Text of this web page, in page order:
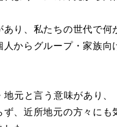
り、私たちの世代で何
人からグループ・家族
地元と言う意味があり、
、近所地元の方々に